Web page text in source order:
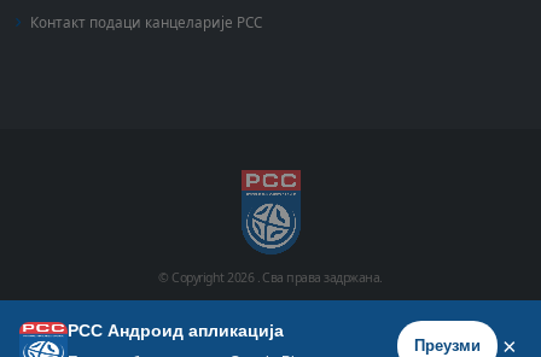
Контакт подаци канцеларије РСС
© Copyright2026 . Сва права задржана.
Почетна Историја Фото галерија Видео галерија
РСС Андроид апликација
Преузми ×